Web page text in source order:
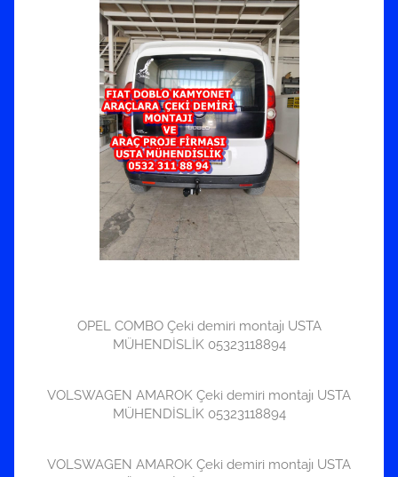
OPEL COMBO Çeki demiri montajı USTA
MÜHENDİSLİK 05323118894
VOLSWAGEN AMAROK Çeki demiri montajı USTA
MÜHENDİSLİK 05323118894
VOLSWAGEN AMAROK Çeki demiri montajı USTA